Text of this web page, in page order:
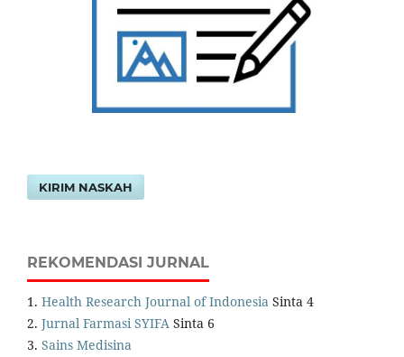
KIRIM NASKAH
REKOMENDASI JURNAL
1. Health Research Journal of Indonesia Sinta 4
2. Jurnal Farmasi SYIFA Sinta 6
3. Sains Medisina